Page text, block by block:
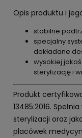
Opis produktu i
stabilne
specjalny
dokładane
wysokiej
sterylizację i
Produkt
13485:2016.
sterylizacji oraz
placówek